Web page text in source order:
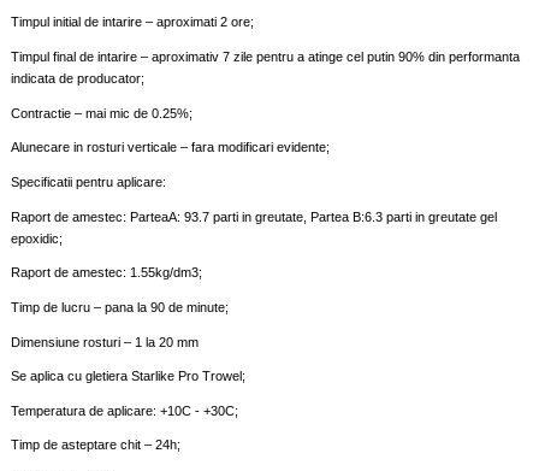
Timpul initial de intarire – aproximati 2 ore;
Timpul final de intarire – aproximativ 7 zile pentru a atinge cel putin 90% din performanta
indicata de producator;
Contractie – mai mic de 0.25%;
Alunecare in rosturi verticale – fara modificari evidente;
Specificatii pentru aplicare:
Raport de amestec: ParteaA: 93.7 parti in greutate, Partea B:6.3 parti in greutate gel
epoxidic;
Raport de amestec: 1.55kg/dm3;
Timp de lucru – pana la 90 de minute;
Dimensiune rosturi – 1 la 20 mm
Se aplica cu gletiera Starlike Pro Trowel;
Temperatura de aplicare: +10C - +30C;
Timp de asteptare chit – 24h;